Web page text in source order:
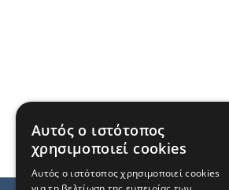
Αυτός ο ιστότοπος
χρησιμοποιεί cookies
Αυτός ο ιστότοπος χρησιμοποιεί cookies